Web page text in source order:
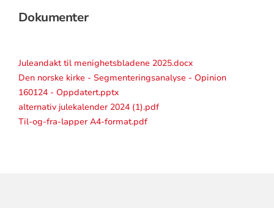
Dokumenter
Juleandakt til menighetsbladene 2025.docx
Den norske kirke - Segmenteringsanalyse - Opinion
160124 - Oppdatert.pptx
alternativ julekalender 2024 (1).pdf
Til-og-fra-lapper A4-format.pdf